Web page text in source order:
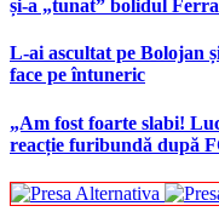
și-a „tunat” bolidul
L-ai ascultat pe Bolojan
face pe întuneric
„Am fost foarte slabi!
reacție furibundă după